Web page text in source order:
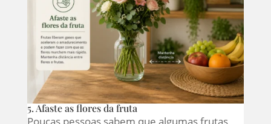
5. Afaste as flores da fruta